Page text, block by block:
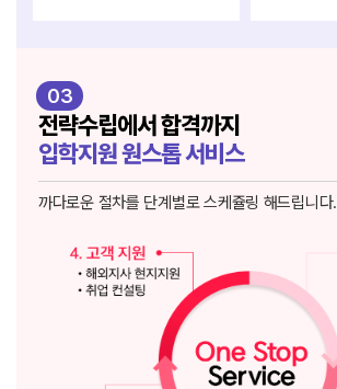
03
전략수립에서 합격까지
입학지원 원스톱 서비스
까다로운 절차를 단계별로 스케쥴링 해드립니다.